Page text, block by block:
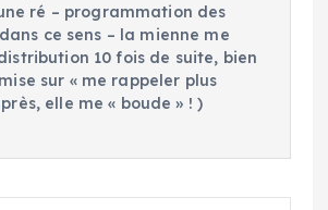
ré – programmation des
ce sens – la mienne me
10 fois de suite, bien
sur « me rappeler plus
elle me « boude » ! )